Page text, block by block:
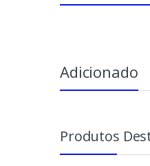
Adicionado
Produtos